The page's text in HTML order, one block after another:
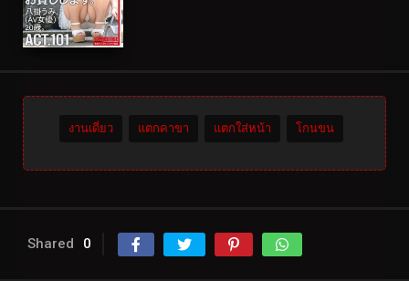
งานเดี่ยว แตกคาขา แตกใส่หน้า โกนขน
Shared 0